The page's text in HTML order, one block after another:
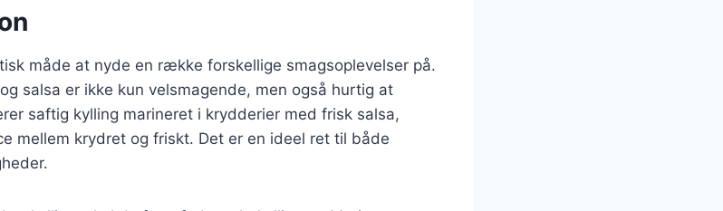
måde at nyde en række forskellige smagsoplevelser på.
salsa er ikke kun velsmagende, men også hurtig at
saftig kylling marineret i krydderier med frisk salsa,
mellem krydret og friskt. Det er en ideel ret til både